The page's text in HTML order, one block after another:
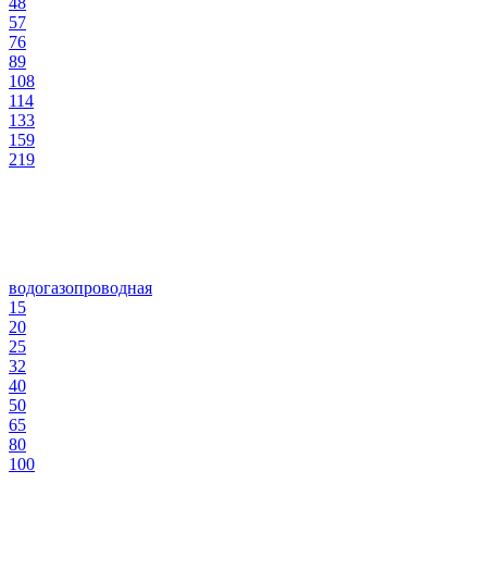
57
76
89
108
114
133
159
219
водогазопроводная
15
20
25
32
40
50
65
80
100